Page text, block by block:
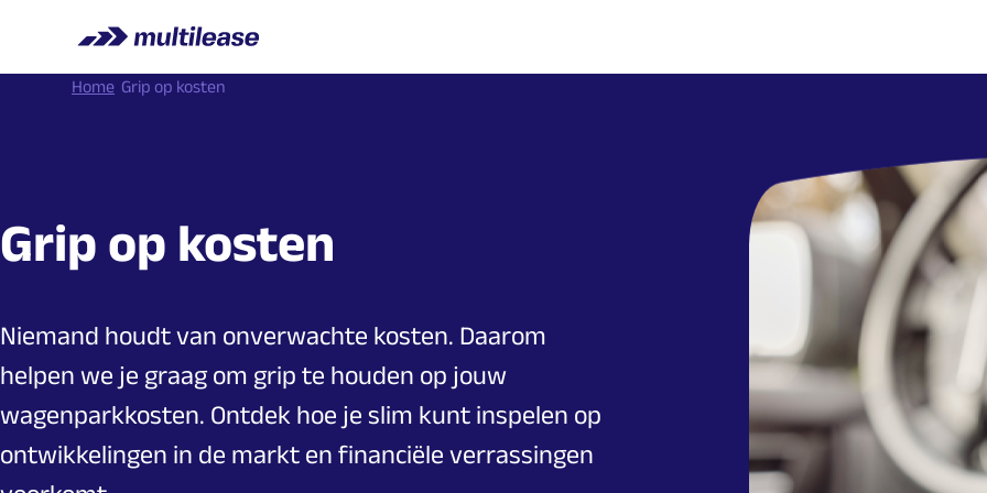
Home Grip op kosten
Grip op kosten
Niemand houdt van onverwachte kosten. Daarom
helpen we je graag om grip te houden op jouw
wagenparkkosten. Ontdek hoe je slim kunt inspelen op
ontwikkelingen in de markt en financiële verrassingen